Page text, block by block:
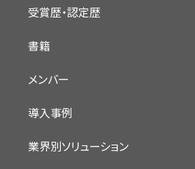
受賞歴・認定歴
書籍
メンバー
導入事例
業界別ソリューション